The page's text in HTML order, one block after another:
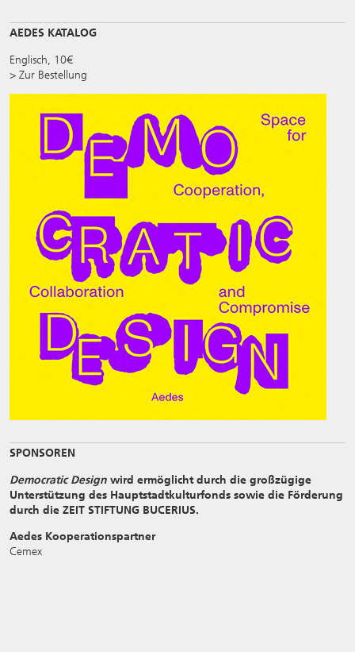
AEDES KATALOG
Englisch, 10€
> Zur Bestellung
SPONSOREN
Democratic Design wird ermöglicht durch die großzügige
Unterstützung des Hauptstadtkulturfonds sowie die Förderung
durch die ZEIT STIFTUNG BUCERIUS.
Aedes Kooperationspartner
Cemex